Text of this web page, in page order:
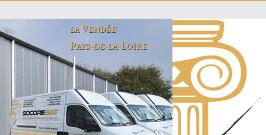
la Vendée
Pays-de-la-Loire